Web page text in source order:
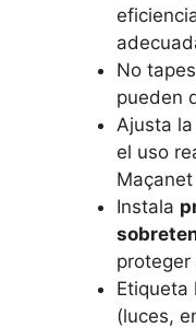
No
pueden
Ajusta la
el uso
Instala
Etiqueta
(luces,